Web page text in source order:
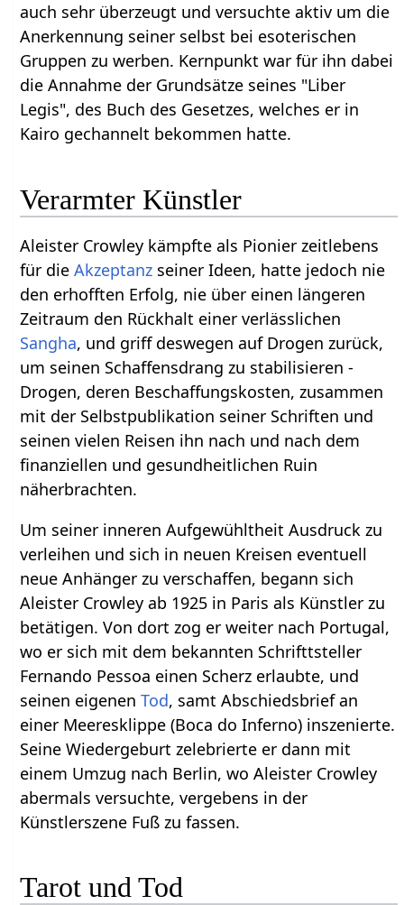
auch sehr überzeugt und versuchte aktiv um die
Anerkennung seiner selbst bei esoterischen
Gruppen zu werben. Kernpunkt war für ihn dabei
die Annahme der Grundsätze seines "Liber
Legis", des Buch des Gesetzes, welches er in
Kairo gechannelt bekommen hatte.
Verarmter Künstler
Aleister Crowley kämpfte als Pionier zeitlebens
für dieAkzeptanz seiner Ideen, hatte jedoch nie
den erhofften Erfolg, nie über einen längeren
Zeitraum den Rückhalt einer verlässlichen
Sangha, und griff deswegen auf Drogen zurück,
um seinen Schaffensdrang zu stabilisieren -
Drogen, deren Beschaffungskosten, zusammen
mit der Selbstpublikation seiner Schriften und
seinen vielen Reisen ihn nach und nach dem
finanziellen und gesundheitlichen Ruin
näherbrachten.
Um seiner inneren Aufgewühltheit Ausdruck zu
verleihen und sich in neuen Kreisen eventuell
neue Anhänger zu verschaffen, begann sich
Aleister Crowley ab 1925 in Paris als Künstler zu
betätigen. Von dort zog er weiter nach Portugal,
wo er sich mit dem bekannten Schrifttsteller
Fernando Pessoa einen Scherz erlaubte, und
seinen eigenenTod, samt Abschiedsbrief an
einer Meeresklippe (Boca do Inferno) inszenierte.
Seine Wiedergeburt zelebrierte er dann mit
einem Umzug nach Berlin, wo Aleister Crowley
abermals versuchte, vergebens in der
Künstlerszene Fuß zu fassen.
Tarot und Tod